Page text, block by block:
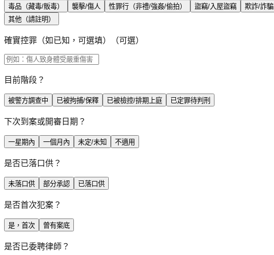
毒品（藏毒/販毒） 襲擊/傷人 性罪行（非禮/強姦/偷拍） 盜竊/入屋盜竊 欺詐/詐騙
其他（請註明）
確實控罪（如已知，可選填） （可選）
目前階段？
被警方調查中 已被拘捕/保釋 已被檢控/排期上庭 已定罪待判刑
下次到案或開審日期？
一星期內 一個月內 未定/未知 不適用
是否已落口供？
未落口供 部分承認 已落口供
是否首次犯案？
是，首次 曾有案底
是否已委聘律師？